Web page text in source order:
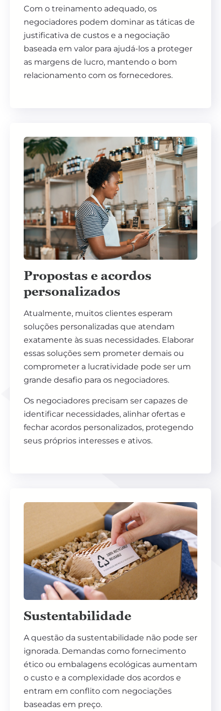
Com o treinamento adequado, os
negociadores podem dominar as táticas de
justificativa de custos e a negociação
baseada em valor para ajudá-los a proteger
as margens de lucro, mantendo o bom
relacionamento com os fornecedores.
Propostas e acordos
personalizados
Atualmente, muitos clientes esperam
soluções personalizadas que atendam
exatamente às suas necessidades. Elaborar
essas soluções sem prometer demais ou
comprometer a lucratividade pode ser um
grande desafio para os negociadores.
Os negociadores precisam ser capazes de
identificar necessidades, alinhar ofertas e
fechar acordos personalizados, protegendo
seus próprios interesses e ativos.
Sustentabilidade
A questão da sustentabilidade não pode ser
ignorada. Demandas como fornecimento
ético ou embalagens ecológicas aumentam
o custo e a complexidade dos acordos e
entram em conflito com negociações
baseadas em preço.